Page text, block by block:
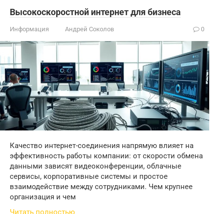
Высокоскоростной интернет для бизнеса
Информация Андрей Соколов 0
Качество интернет-соединения напрямую влияет на
эффективность работы компании: от скорости обмена
данными зависят видеоконференции, облачные
сервисы, корпоративные системы и простое
взаимодействие между сотрудниками. Чем крупнее
организация и чем